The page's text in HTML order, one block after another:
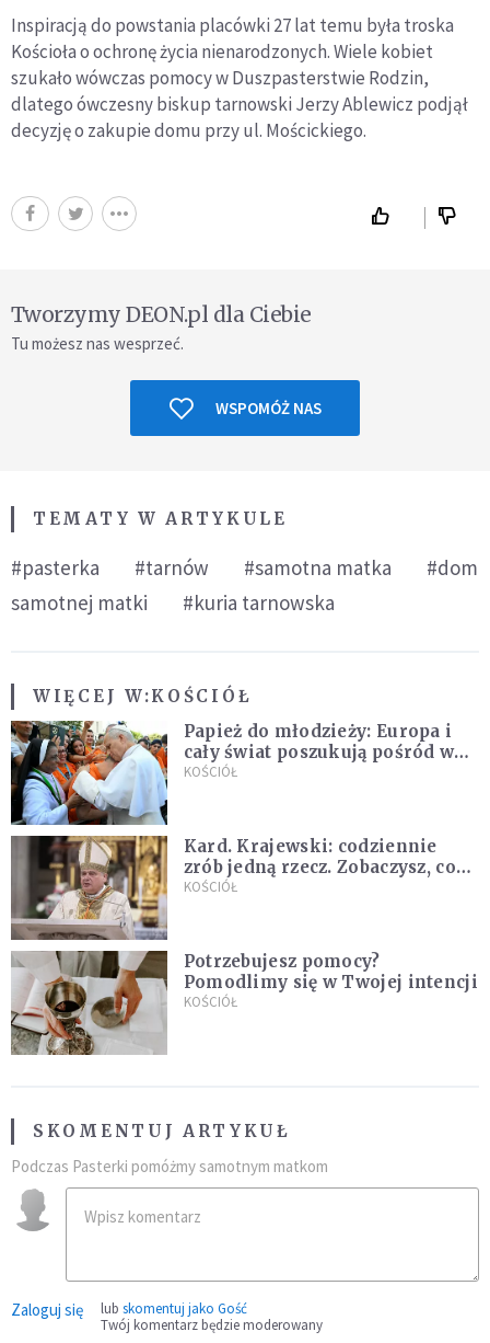
Inspiracją do powstania placówki 27 lat temu była troska
Kościoła o ochronę życia nienarodzonych. Wiele kobiet
szukało wówczas pomocy w Duszpasterstwie Rodzin,
dlatego ówczesny biskup tarnowski Jerzy Ablewicz podjął
decyzję o zakupie domu przy ul. Mościckiego.
Tworzymy DEON.pl dla Ciebie
Tu możesz nas wesprzeć.
WSPOMÓŻ NAS
TEMATY W ARTYKULE
#pasterka #tarnów #samotna matka
#dom
samotnej matki
#kuria tarnowska
WIĘCEJ W:KOŚCIÓŁ
Papież do młodzieży: Europa i
cały świat poszukują pośród was
nowych świętych
KOŚCIÓŁ
Kard. Krajewski: codziennie
zrób jedną rzecz. Zobaczysz, co
stanie się z twoim życiem
KOŚCIÓŁ
Potrzebujesz pomocy?
Pomodlimy się w Twojej intencji
KOŚCIÓŁ
SKOMENTUJ ARTYKUŁ
Podczas Pasterki pomóżmy samotnym matkom
Zaloguj się lub skomentuj jako Gość
Twój komentarz będzie moderowany